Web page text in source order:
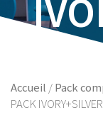
Accueil /Pack
PACK IVORY+SILVER